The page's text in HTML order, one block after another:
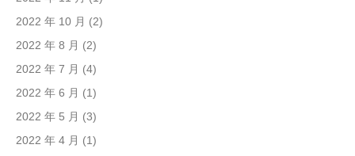
2022 年 10 月 (2)
2022 年 8 月 (2)
2022 年 7 月 (4)
2022 年 6 月 (1)
2022 年 5 月 (3)
2022 年 4 月 (1)